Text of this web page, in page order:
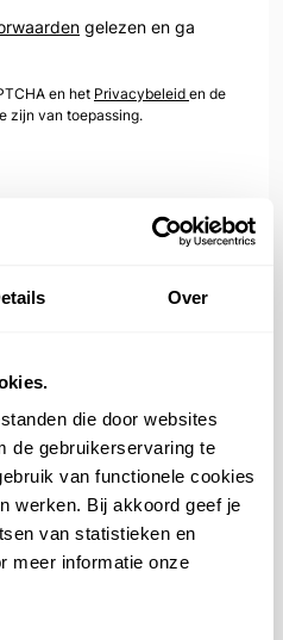
Over
die door websites
de gebruikerservaring te
van functionele cookies
werken. Bij akkoord geef je
van statistieken en
meer informatie onze
gelezen en ga
en het Privacybeleid en de
zijn van toepassing.